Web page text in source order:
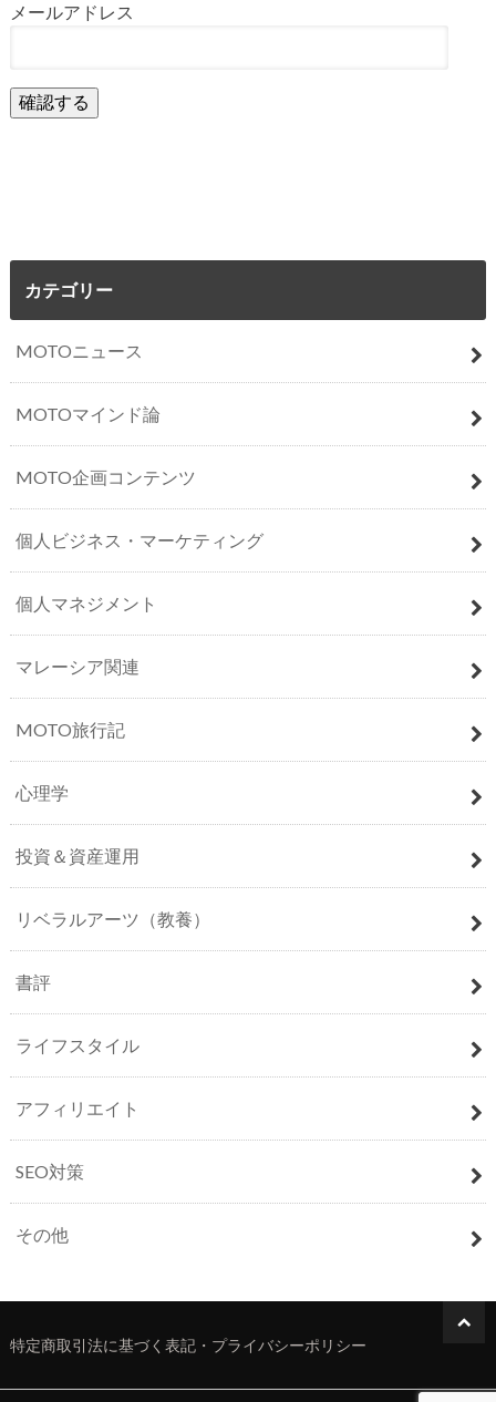
メールアドレス
カテゴリー
MOTOニュース
MOTOマインド論
MOTO企画コンテンツ
個人ビジネス・マーケティング
個人マネジメント
マレーシア関連
MOTO旅行記
心理学
投資＆資産運用
リベラルアーツ（教養）
書評
ライフスタイル
アフィリエイト
SEO対策
その他
特定商取引法に基づく表記・プライバシーポリシー